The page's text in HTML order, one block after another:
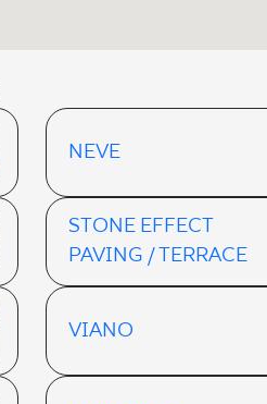
NEVE
STONE EFFECT
PAVING / TERRACE
VIANO